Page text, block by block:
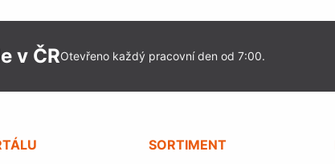
v ČROtevřeno každý pracovní den od 7:00.
SORTIMENT